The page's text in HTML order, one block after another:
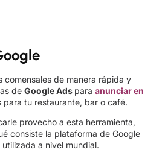
comensales de manera rápida y
de Google Ads para anunciar en
para tu restaurante, bar o café.
provecho a esta herramienta,
consiste la plataforma de Google
a nivel mundial.